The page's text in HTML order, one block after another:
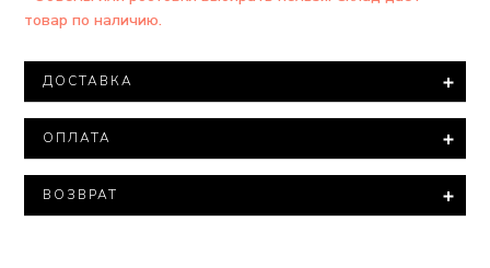
товар по наличию.
ДОСТАВКА
Доставка товара осуществляется компанией ООО
"Новая ПОЧТА".
доставка товара производится БЕСПЛАТНО.
ОПЛАТА
Минимальная сумма заказа – 500 гривен.
ВОЗВРАТ